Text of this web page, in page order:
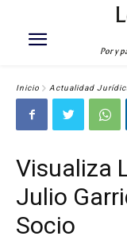
Por y
Inicio Actualidad
Visualiza
Julio
Socio